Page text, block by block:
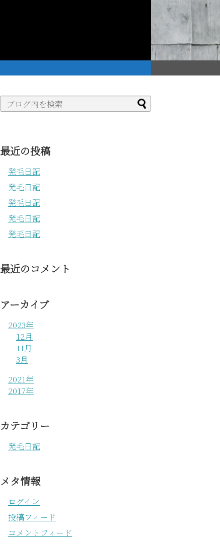
最近の投稿
発毛日記
発毛日記
発毛日記
発毛日記
発毛日記
最近のコメント
アーカイブ
2023年
12月
11月
3月
2021年
2017年
カテゴリー
発毛日記
メタ情報
ログイン
投稿フィード
コメントフィード